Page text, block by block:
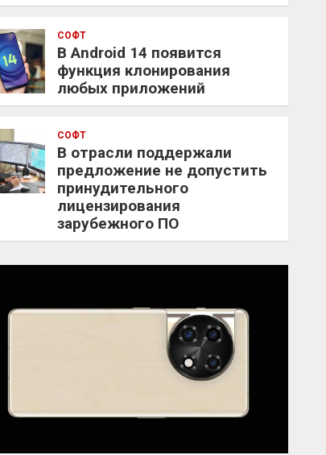
СОФТ
В Android 14 появится
функция клонирования
любых приложений
СОФТ
В отрасли поддержали
предложение не допустить
принудительного
лицензирования
зарубежного ПО